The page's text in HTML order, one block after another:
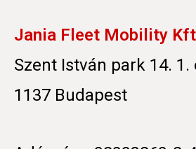
Jania Fleet Mobility
Szent István park 14. 1.
1137 Budapest